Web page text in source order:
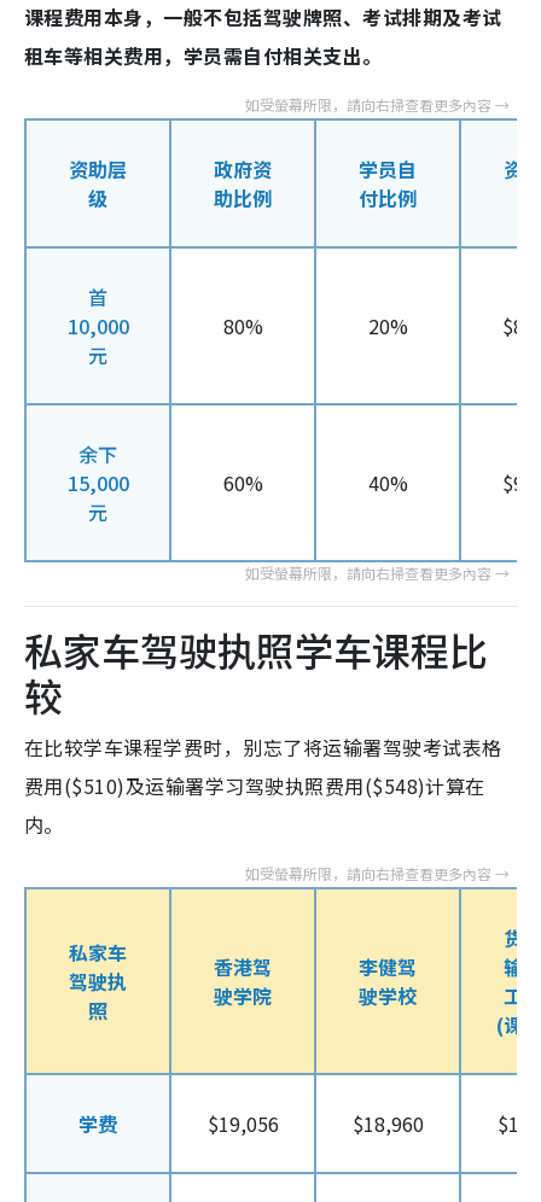
课程费用本身，一般不包括驾驶牌照、考试排期及考试
租车等相关费用，学员需自付相关支出。
资助层
级
政府资
助比例
学员自
付比例
资
首
10,000
元
80% 20%
余下
15,000
元
60% 40%
私家车驾驶执照学车课程比
较
在比较学车课程学费时，别忘了将运输署驾驶考试表格
费用($510)及运输署学习驾驶执照费用($548)计算在
内。
私家车
驾驶执
照
香港驾
驶学院
李健驾
驶学校
货
输
工
(课
学费 $19,056 $18,960